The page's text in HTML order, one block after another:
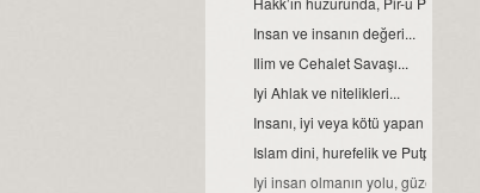
Insan ve insanın değeri...
Ilim ve Cehalet Savaşı...
Iyi Ahlak ve nitelikleri...
Insanı, iyi veya kötü yapan etkenler...
Islam dini, hurefelik ve
Iyi insan olmanın yolu, güzel